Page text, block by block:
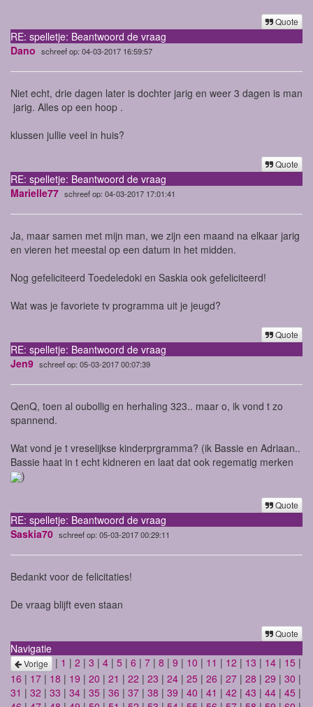
Quote
RE: spelletje: Beantwoord de vraag
Dano schreef op: 04-03-2017 16:59:57
Niet echt, drie dagen later is dochter jarig en weer 3 dagen is man
jarig. Alles op een hoop .
klussen jullie veel in huis?
Quote
RE: spelletje: Beantwoord de vraag
Marielle77 schreef op: 04-03-2017 17:01:41
Ja, maar samen met mijn man, we zijn een maand na elkaar jarig
en vieren het meestal op een datum in het midden.
Nog gefeliciteerd Toedeledoki en Saskia ook gefeliciteerd!
Wat was je favoriete tv programma uit je jeugd?
Quote
RE: spelletje: Beantwoord de vraag
Jen9 schreef op: 05-03-2017 00:07:39
QenQ, toen al oubollig en herhaling 323.. maar o, ik vond t zo
spannend.
Wat vond je t vreselijkse kinderprgramma? (ik Bassie en Adriaan..
Bassie haat in t echt kidneren en laat dat ook regematig merken
)
Quote
RE: spelletje: Beantwoord de vraag
Saskia70 schreef op: 05-03-2017 00:29:11
Bedankt voor de felicitaties!
De vraag blijft even staan
Quote
Navigatie
Vorige | 1 | 2 | 3 | 4 | 5 | 6 | 7 | 8 | 9 | 10 | 11 | 12 | 13 | 14 | 15 |
16 | 17 | 18 | 19 | 20 | 21 | 22 | 23 | 24 | 25 | 26 | 27 | 28 | 29 | 30 |
31 | 32 | 33 | 34 | 35 | 36 | 37 | 38 | 39 | 40 | 41 | 42 | 43 | 44 | 45 |